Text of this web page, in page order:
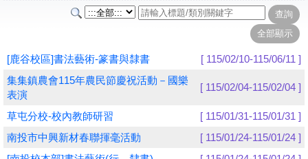
志工與社團
友站連結
網路選課
學員專區
[鹿谷校區]書法藝術-篆書與隸書
[ 115/02/10-115/06/11 ]
集集鎮農會115年農民節慶祝活動－國樂
表演
[ 115/02/04-115/02/04 ]
草屯分校-校內教師研習
[ 115/01/31-115/01/31 ]
南投市中興新材春聯揮毫活動
[ 115/01/24-115/01/24 ]